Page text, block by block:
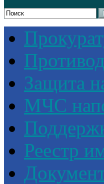
Защита
МЧС
Реестр